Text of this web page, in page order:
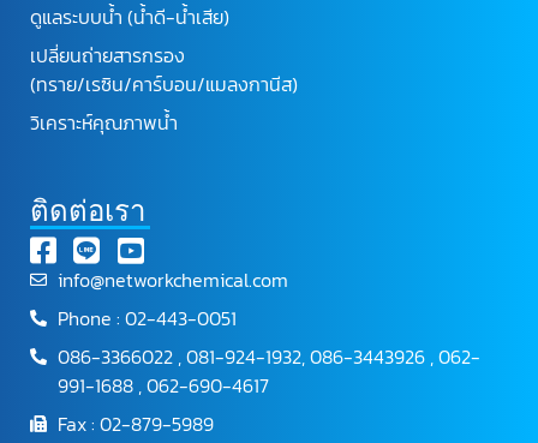
ดูแลระบบน้ำ (น้ำดี-น้ำเสีย)
เปลี่ยนถ่ายสารกรอง
(ทราย/เรซิน/คาร์บอน/แมลงกานีส)
วิเคราะห์คุณภาพน้ำ
ติดต่อเรา
info@networkchemical.com
Phone : 02-443-0051
086-3366022 , 081-924-1932, 086-3443926 , 062-
991-1688 , 062-690-4617
Fax : 02-879-5989